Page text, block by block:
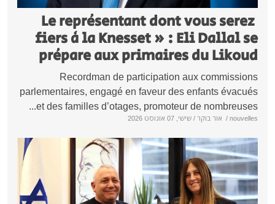
Le représentant dont vous
fiers à la Knesset » : Eli Dallal
prépare aux primaires du
Recordman de participation aux
parlementaires, engagé en faveur des enfants
et des familles d’otages, promoteur de
/אור בוקר / שישי, 07 אוגוסט 2026